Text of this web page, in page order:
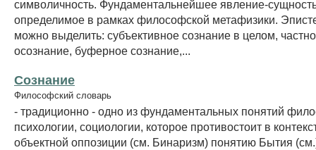
символичность. Фундаментальнейшее явление-
определимое в рамках философской метафизики.
можно выделить: субъективное сознание в целом,
осознание, буферное сознание,...
Сознание
Философский словарь
- традиционно - одно из фундаментальных понятий
психологии, социологии, которое противостоит в
объектной оппозиции (см. Бинаризм) понятию Бытия